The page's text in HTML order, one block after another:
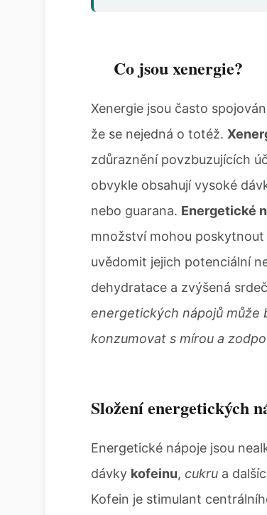
Co jsou xenergie?
Xenergie jsou často
že se nejedná o totéž.
zdůraznění povzbuzujících
obvykle obsahují vysoké
nebo guarana. Energetické
množství mohou
uvědomit jejich potenciální
dehydratace a zvýšená
energetických nápojů může
konzumovat s mírou a
Složení energetických
Energetické nápoje jsou
dávky kofeinu, cukru a
Kofein je stimulant